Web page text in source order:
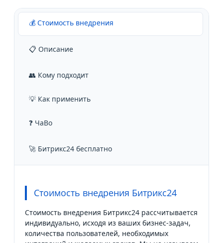
💰 Стоимость внедрения
📋 Описание
👥 Кому подходит
💡 Как применить
❓ ЧаВо
🚀 Битрикс24 бесплатно
Стоимость внедрения Битрикс24
Стоимость внедрения Битрикс24 рассчитывается
индивидуально, исходя из ваших бизнес-задач,
количества пользователей, необходимых